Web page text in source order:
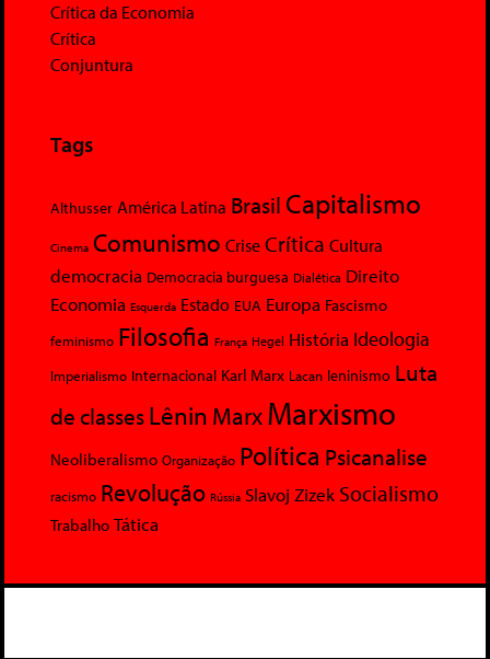
Crítica da Economia
Crítica
Conjuntura
Tags
Althusser América Latina Brasil Capitalismo
Cinema Comunismo Crise Crítica Cultura
democracia Democracia burguesa Dialética Direito
Economia Esquerda Estado EUA Europa Fascismo
feminismo Filosofia França Hegel História Ideologia
Imperialismo Internacional Karl Marx Lacan leninismo Luta
de classesLênin MarxMarxismo
Neoliberalismo Organização Política Psicanalise
racismo Revolução Rússia Slavoj Zizek Socialismo
Trabalho Tática